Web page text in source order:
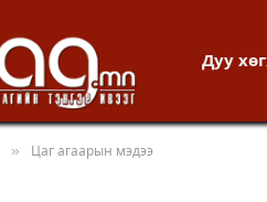
Дуу
» Цаг агаарын мэдээ